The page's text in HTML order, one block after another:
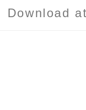
Download